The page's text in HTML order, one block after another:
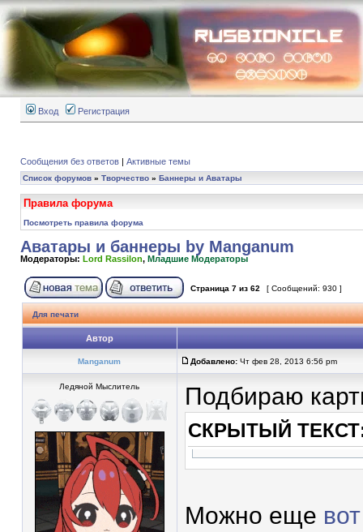
Вход Регистрация
Сообщения без ответов | Активные темы
Список форумов » Творчество » Баннеры и Аватары
Правила форума
Посмотреть правила форума
Аватары и баннеры by Manganum
Модераторы: Lord Rassilon, Младшие Модераторы
Страница 7 из 62 [ Сообщений: 930 ]
Для печати
Автор
Manganum Добавлено: Чт фев 28, 2013 6:56 pm
Ледяной Мыслитель Подбираю
СКРЫТЫЙ
Можно еще